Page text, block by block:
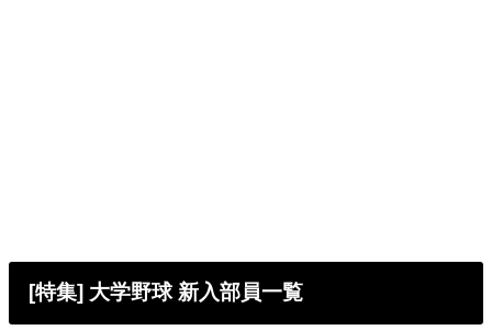
[特集] 大学野球 新入部員一覧